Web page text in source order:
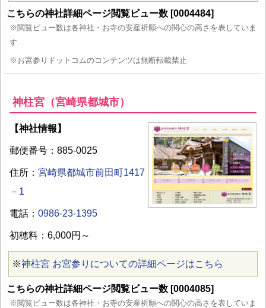
こちらの神社詳細ページ閲覧ビュー数 [0004484]
※閲覧ビュー数は各神社・お寺の安産祈願への関心の高さを表していま
す
※お宮参りドットコムのコンテンツは無断転載禁止
神柱宮（宮崎県都城市）
【神社情報】
郵便番号：885-0025
住所： 宮崎県都城市前田町1417
－1
電話： 0986-23-1395
初穂料：6,000円～
※神柱宮 お宮参りについての詳細ページはこちら
こちらの神社詳細ページ閲覧ビュー数 [0004085]
※閲覧ビュー数は各神社・お寺の安産祈願への関心の高さを表していま